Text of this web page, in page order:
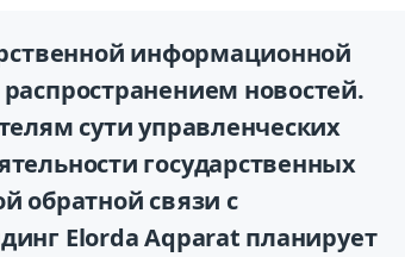
информационной
новостей.
сути управленческих
государственных
обратной связи с
Elorda Aqparat планирует